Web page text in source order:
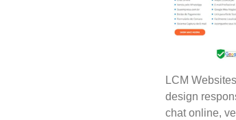
LCM
design
chat online,